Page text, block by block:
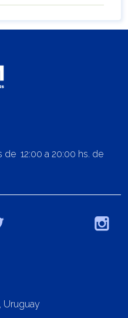
de 12:00 a 20:00 hs. de
Uruguay